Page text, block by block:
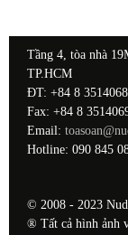
Tầng 4, tòa nhà
TP.HCM
ĐT: +84 8
Fax: +84 8
Email:
Hotline: 090 845
© 2008 - 2023
® Tất cả hình ảnh